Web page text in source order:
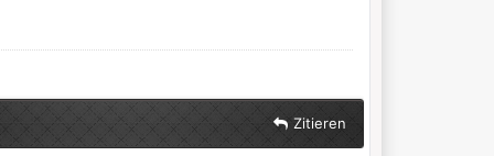
Zitieren